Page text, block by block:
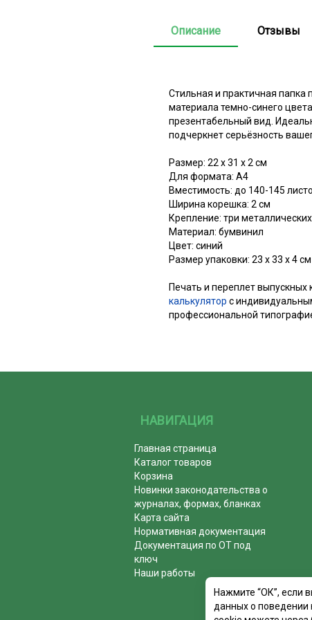
Описание Отзывы
Стильная и практичная папка
материала темно-синего
презентабельный вид.
подчеркнет серьёзность
Размер: 22 х 31 х 2 см
Для формата: А4
Вместимость: до 140-145
Ширина корешка: 2 см
Крепление: три
Материал: бумвинил
Цвет: синий
Размер упаковки: 23 х 33 х 4 см
Печать и переплет
калькулятор с
профессиональной
НАВИГАЦИЯ
Главная страница
Каталог товаров
Корзина
Новинки законодательства о
журналах, формах, бланках
Карта сайта
Нормативная документация
Документация по ОТ под
ключ
Наши работы
Нажмите “ОК”, если
данных о поведении